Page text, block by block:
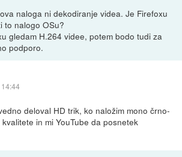
naloga ni dekodiranje videa. Je Firefoxu
to nalogo OSu?
gledam H.264 videe, potem bodo tudi za
podporo.
deloval HD trik, ko naložim mono črno-
in mi YouTube da posnetek